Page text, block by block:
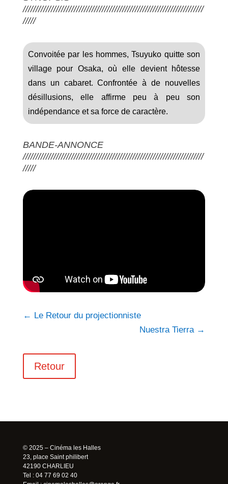
///////////////////////////////////////////////////////////////////////
/////
Convoitée par les hommes, Tsuyuko quitte son
village pour Osaka, où elle devient hôtesse
dans un cabaret. Confrontée à de nouvelles
désillusions, elle affirme peu à peu son
indépendance et sa force de caractère.
BANDE-ANNONCE
///////////////////////////////////////////////////////////////////////
/////
← Le Retour du projectionniste
Nuestra Tierra→
Retour
© 2025 – Cinéma les Halles
23, place Saint philibert
42190 CHARLIEU
Tel : 04 77 69 02 40